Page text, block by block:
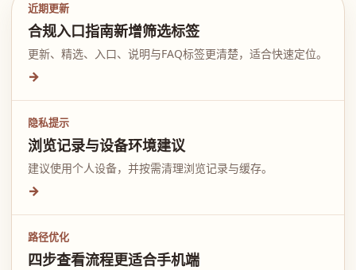
近期更新
合规入口指南新增筛选标签
更新、精选、入口、说明与FAQ标签更清楚，适合快速定位。
→
隐私提示
浏览记录与设备环境建议
建议使用个人设备，并按需清理浏览记录与缓存。
→
路径优化
四步查看流程更适合手机端